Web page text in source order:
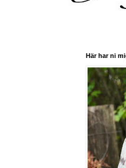
Här har ni